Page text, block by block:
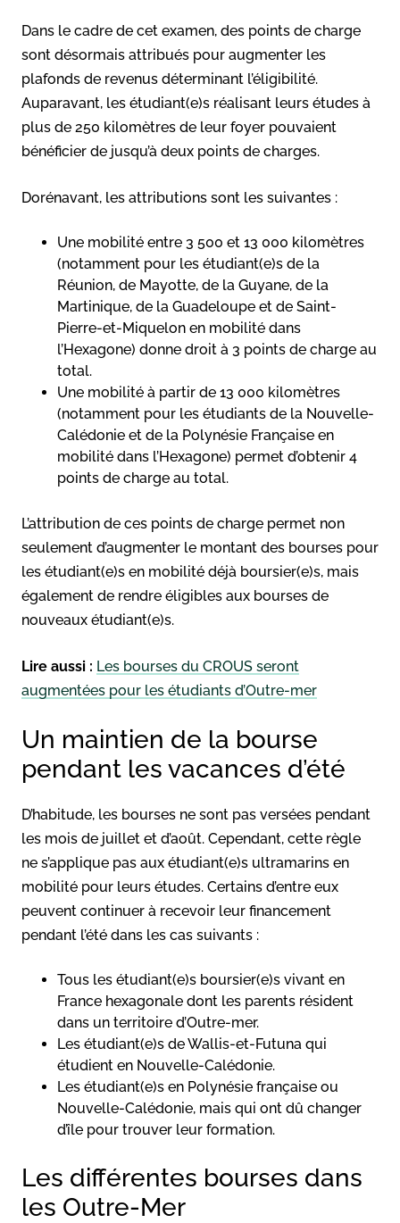
Dans le cadre de cet examen, des points de charge
sont désormais attribués pour augmenter les
plafonds de revenus déterminant l’éligibilité.
Auparavant, les étudiant(e)s réalisant leurs études à
plus de 250 kilomètres de leur foyer pouvaient
bénéficier de jusqu’à deux points de charges.
Dorénavant, les attributions sont les suivantes :
Une mobilité entre 3 500 et 13 000 kilomètres
(notamment pour les étudiant(e)s de la
Réunion, de Mayotte, de la Guyane, de la
Martinique, de la Guadeloupe et de Saint-
Pierre-et-Miquelon en mobilité dans
l’Hexagone) donne droit à 3 points de charge au
total.
Une mobilité à partir de 13 000 kilomètres
(notamment pour les étudiants de la Nouvelle-
Calédonie et de la Polynésie Française en
mobilité dans l’Hexagone) permet d’obtenir 4
points de charge au total.
L’attribution de ces points de charge permet non
seulement d’augmenter le montant des bourses pour
les étudiant(e)s en mobilité déjà boursier(e)s, mais
également de rendre éligibles aux bourses de
nouveaux étudiant(e)s.
Lire aussi : Les bourses du CROUS seront
augmentées pour les étudiants d’Outre-mer
Un maintien de la bourse
pendant les vacances d’été
D’habitude, les bourses ne sont pas versées pendant
les mois de juillet et d’août. Cependant, cette règle
ne s’applique pas aux étudiant(e)s ultramarins en
mobilité pour leurs études. Certains d’entre eux
peuvent continuer à recevoir leur financement
pendant l’été dans les cas suivants :
Tous les étudiant(e)s boursier(e)s vivant en
France hexagonale dont les parents résident
dans un territoire d’Outre-mer.
Les étudiant(e)s de Wallis-et-Futuna qui
étudient en Nouvelle-Calédonie.
Les étudiant(e)s en Polynésie française ou
Nouvelle-Calédonie, mais qui ont dû changer
d’île pour trouver leur formation.
Les différentes bourses dans
les Outre-Mer